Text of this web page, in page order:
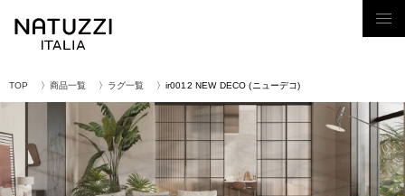
TOP 商品一覧 ラグ一覧 ir0012 NEW DECO (ニューデコ)